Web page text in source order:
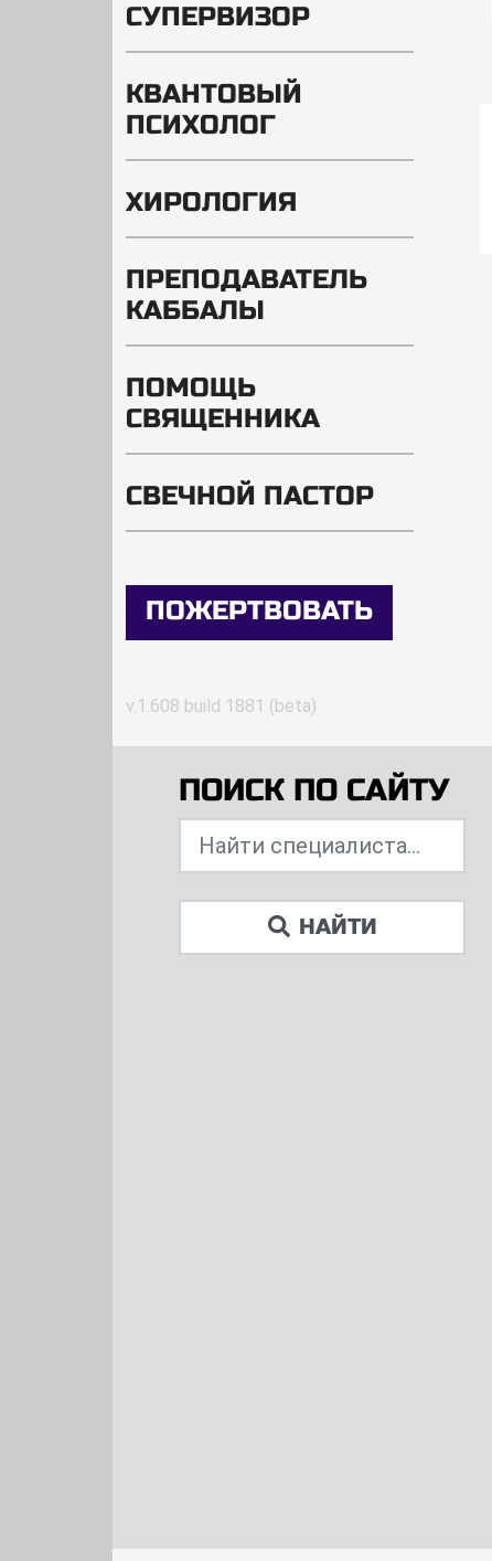
СУПЕРВИЗОР
КВАНТОВЫЙ
ПСИХОЛОГ
ХИРОЛОГИЯ
ПРЕПОДАВАТЕЛЬ
КАББАЛЫ
ПОМОЩЬ
СВЯЩЕННИКА
СВЕЧНОЙ ПАСТОР
ПОЖЕРТВОВАТЬ
v.1.608 build 1881 (beta)
ПОИСК ПО САЙТУ
НАЙТИ